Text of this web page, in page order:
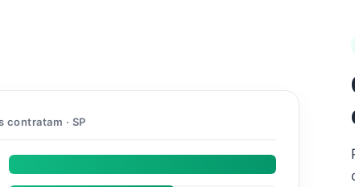
contratam · SP